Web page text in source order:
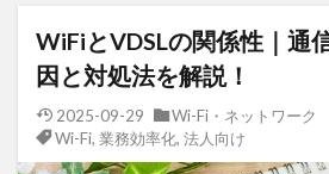
WiFiとVDSLの関係性｜通
因と対処法を解説！
2025-09-29
Wi-Fi・ネットワーク
Wi-Fi, 業務効率化, 法人向け
AI 土木工事
大手キャリア
大容量プラン